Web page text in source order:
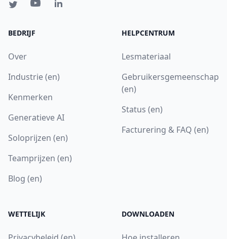
BEDRIJF
Over
Industrie (en)
Kenmerken
Generatieve AI
Soloprijzen (en)
Teamprijzen (en)
Blog (en)
HELPCENTRUM
Lesmateriaal
Gebruikersgemeenschap
(en)
Status (en)
Facturering & FAQ (en)
WETTELIJK DOWNLOADEN